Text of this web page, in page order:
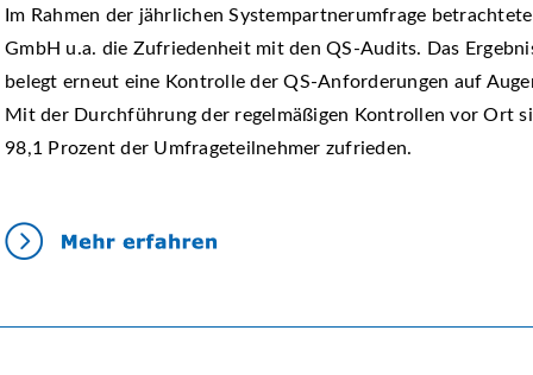
Im Rahmen der jährlichen Systempartnerumfrage
GmbH u.a. die Zufriedenheit mit den QS-Audits. Das
belegt erneut eine Kontrolle der QS-Anforderungen auf
Mit der Durchführung der regelmäßigen Kontrollen vor Ort
98,1 Prozent der Umfrageteilnehmer zufrieden.